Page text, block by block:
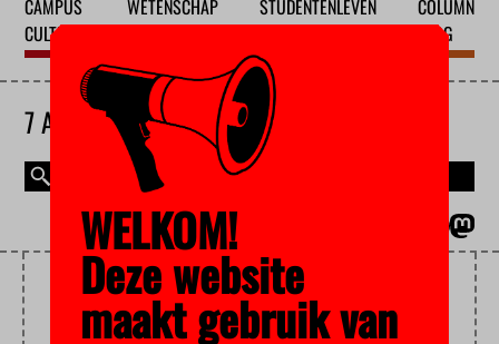
CAMPUS
CULTUUR
WETENSCHAP
STUDENTENLEVEN
COLUMN
BLOG
7 AUGUSTUS 2026
ANGLICISATION
WELKOM!
Deze website
maakt gebruik van